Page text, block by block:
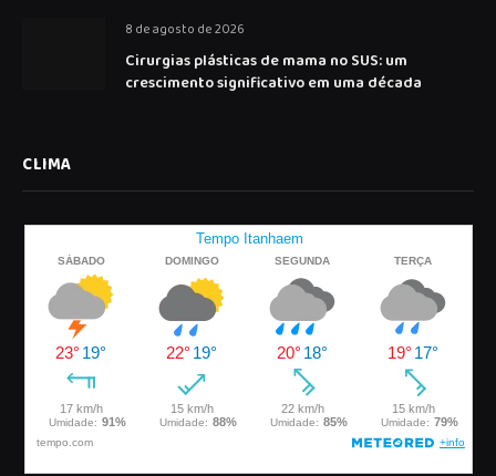
8 de agosto de 2026
Cirurgias plásticas de mama no SUS: um
crescimento significativo em uma década
CLIMA